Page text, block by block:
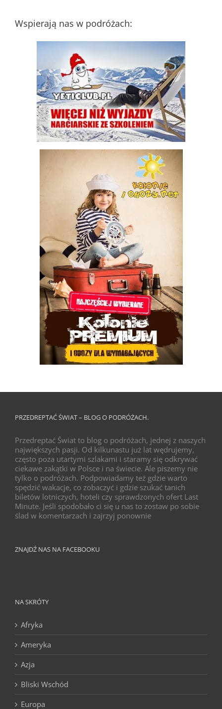
Wspierają nas w podróżach:
PRZEDREPTAĆ ŚWIAT – BLOG O PODRÓŻACH.
Przedreptać Świat to blog o podróżach, jednej z naszych
największych pasji. Od kilkunastu już lat wędrujemy,
często poza utartymi szlakami i staramy się odkrywać
ciekawe zakątki w Polsce i na świecie. Ale piszemy nie
tylko o podróżach. Podpowiadamy też gdzie warto
spędzić wakacje, co zobaczyć i gdzie szukać tanich
biletów lotniczych, hoteli czy sprawdzonych ofert Last
Minute. Jeśli spodobało ci się u nas to zostaw po sobie
ślad w komentarzach i zajrzyj ponownie
ZNAJDŹ NAS NA FACEBOOKU
NA SKRÓTY
Afryka
Ameryka
Azja
Bliski Wschód
Europa